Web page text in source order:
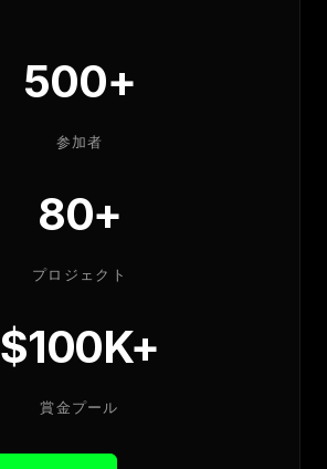
500+
参加者
80+
プロジェクト
$100K+
賞金プール